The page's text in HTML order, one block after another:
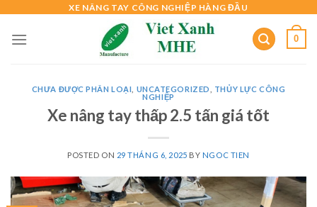
content
XE NÂNG TAY CÔNG NGHIỆP HÀNG ĐẦU
0
CHƯA ĐƯỢC PHÂN LOẠI UNCATEGORIZED
THỦY LỰC CÔNG
NGHIỆP
Xe nâng tay thấp 2.5 tấn giá tốt
POSTED ON 29 THÁNG 6, 2025 BY NGOC TIEN